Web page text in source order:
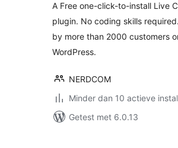
A Free one-click-to-install Live
plugin. No coding skills
by more than 2000 customers
WordPress.
NERDCOM
Minder dan 10 actieve
Getest met 6.0.13